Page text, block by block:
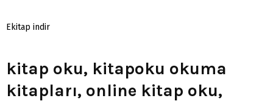
Ekitap indir
kitap oku, kitapoku okuma
kitapları, online kitap oku,